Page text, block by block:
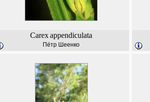
Carexappendiculata
Пётр Шеенко